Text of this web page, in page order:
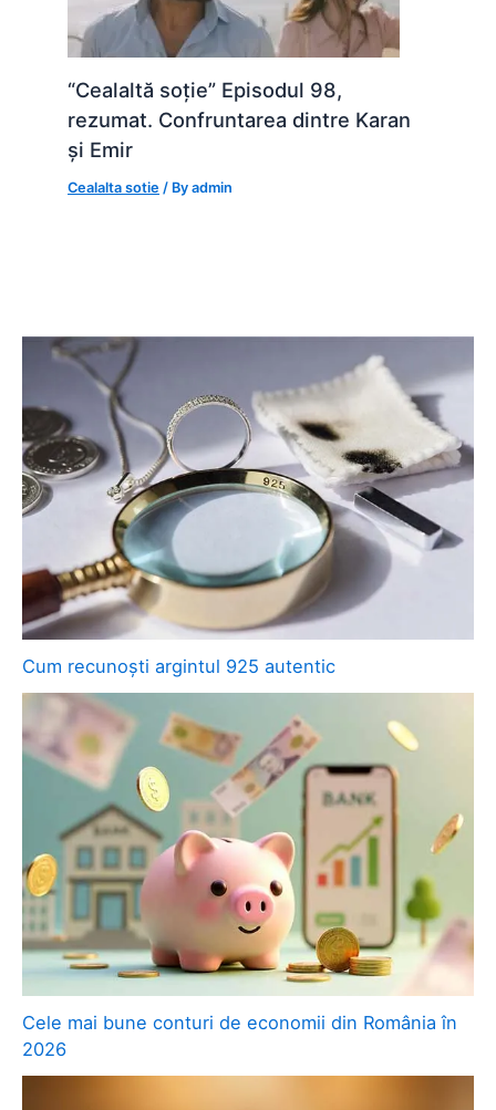
“Cealaltă soție” Episodul 98,
rezumat. Confruntarea dintre Karan
și Emir
Cealalta sotie / Byadmin
Cum recunoști argintul 925 autentic
Cele mai bune conturi de economii din România în
2026